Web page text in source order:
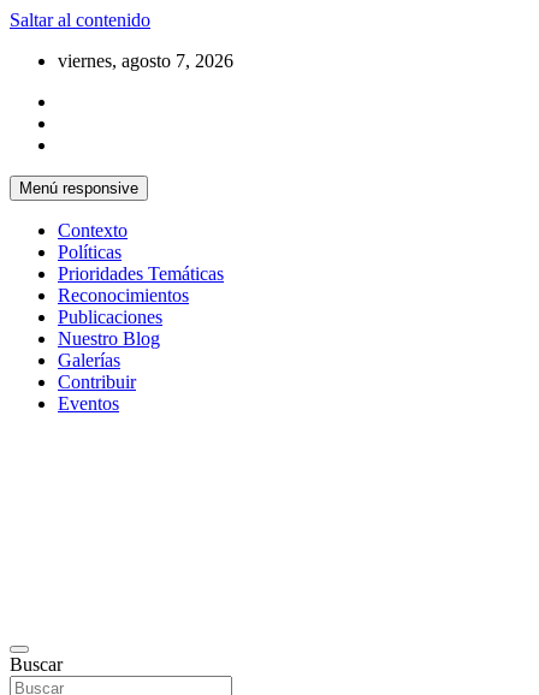
Saltar al contenido
viernes, agosto 7, 2026
Menú responsive
Contexto
Políticas
Prioridades Temáticas
Reconocimientos
Publicaciones
Nuestro Blog
Galerías
Contribuir
Eventos
Buscar